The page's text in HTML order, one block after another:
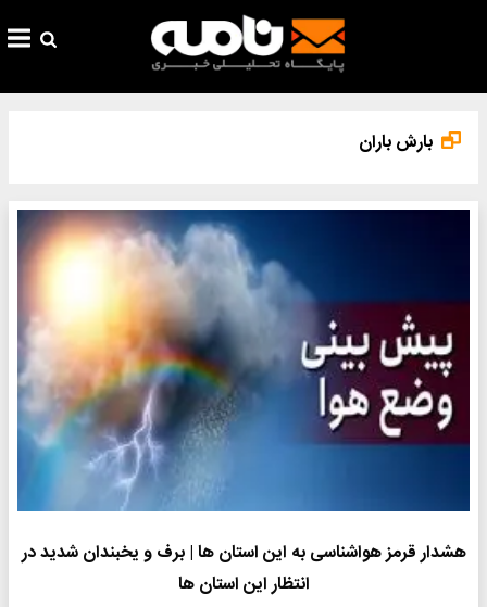
بارش باران
هشدار قرمز هواشناسی به این استان ها | برف و یخبندان شدید در
انتظار این استان ها